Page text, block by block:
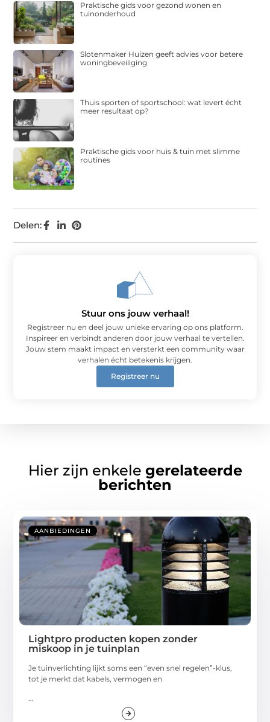
Delen:
Praktische gids voor gezond wonen en
tuinonderhoud
Slotenmaker Huizen geeft advies voor betere
woningbeveiliging
Thuis sporten of sportschool: wat levert écht
meer resultaat op?
Praktische gids voor huis & tuin met slimme
routines
Stuur ons jouw verhaal!
Registreer nu en deel jouw unieke ervaring op ons platform.
Inspireer en verbindt anderen door jouw verhaal te vertellen.
Jouw stem maakt impact en versterkt een community waar
verhalen écht betekenis krijgen.
Registreer nu
Hier zijn enkele gerelateerde
berichten
AANBIEDINGEN
Lightpro producten kopen zonder
miskoop in je tuinplan
Je tuinverlichting lijkt soms een “even snel regelen”-klus,
tot je merkt dat kabels, vermogen en
...